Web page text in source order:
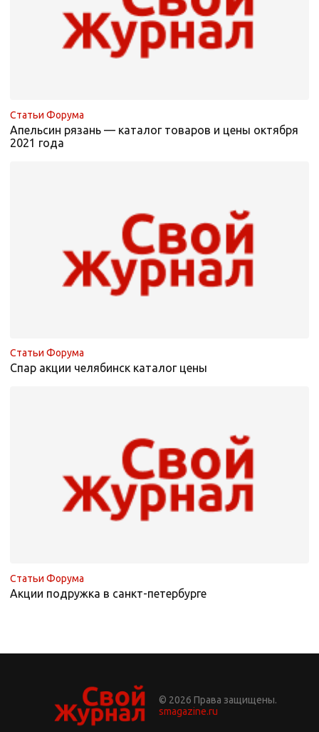
Статьи Форума
Апельсин рязань — каталог товаров и цены октября
2021 года
Статьи Форума
Спар акции челябинск каталог цены
Статьи Форума
Акции подружка в санкт-петербурге
© 2026 Права защищены.
smagazine.ru